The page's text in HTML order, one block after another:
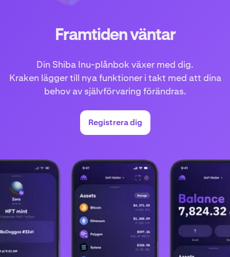
Framtiden väntar
Din Shiba Inu-plånbok växer med dig.
Kraken lägger till nya funktioner i takt med att dina
behov av självförvaring förändras.
Registrera dig